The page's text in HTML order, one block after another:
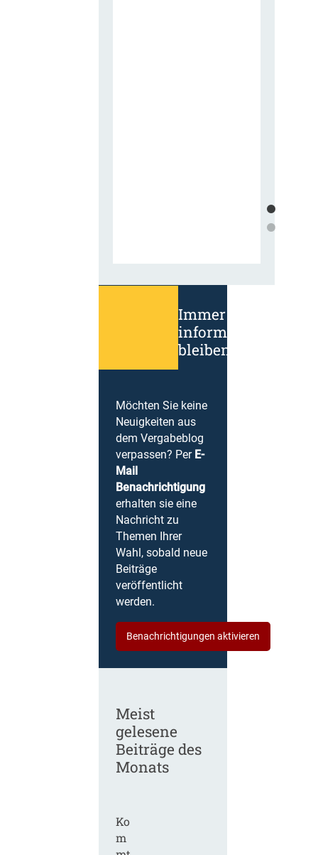
Immer
informiert
bleiben!
Möchten Sie keine
Neuigkeiten aus
dem Vergabeblog
verpassen? Per E-
Mail
Benachrichtigung
erhalten sie eine
Nachricht zu
Themen Ihrer
Wahl, sobald neue
Beiträge
veröffentlicht
werden.
Benachrichtigungen aktivieren
Meist
gelesene
Beiträge des
Monats
Ko
m